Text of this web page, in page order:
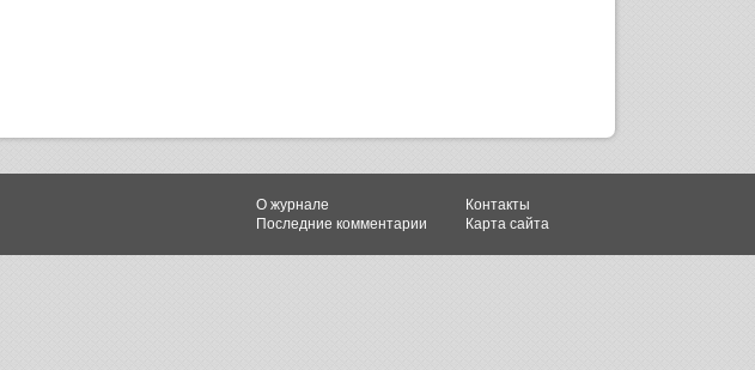
О журнале
Контакты
Последние комментарии
Карта сайта